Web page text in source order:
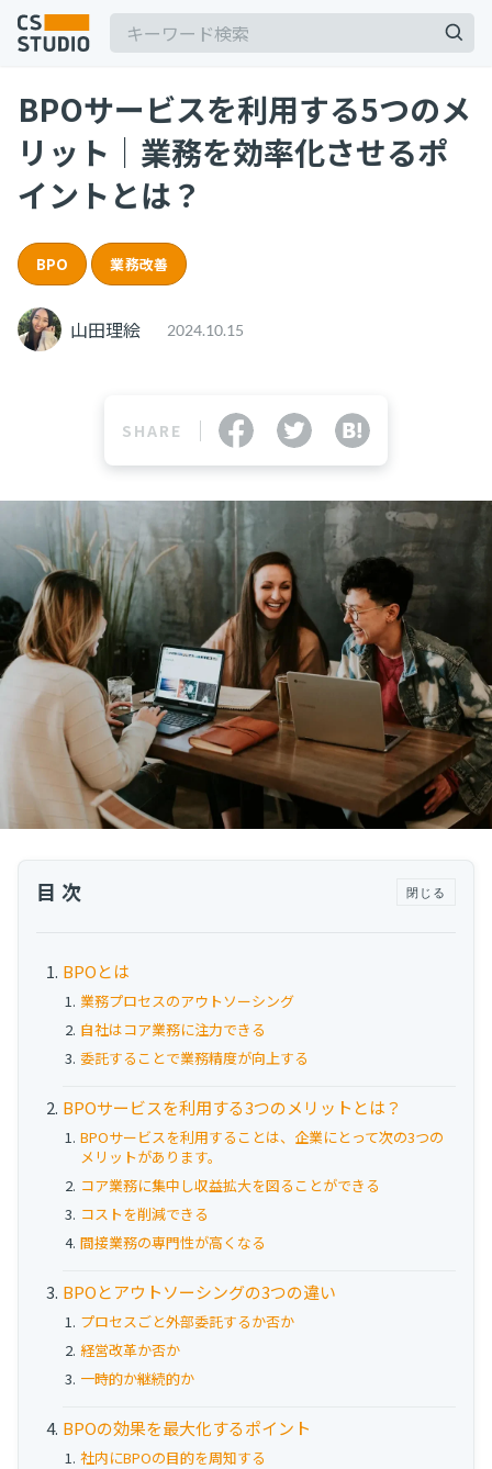
サービス
コンサル・トレーニング
CS人材育成プログラム
運用代行・人材派遣
カスタマーサクセス人材派遣・常駐
カスタマーサクセスBPO
BPaaS​
既存営業 AI BPO
カスタマーサポート代行
多言語カスタマーサポート対応
CSツール導入・運用支援
ツール選定・運用支援
Zendesk導入支援
お役立ち資料
事例
セミナー
メルマガ登録
相談する
【2025年最新】Outlookの時短術15選！メー
ル作成やタスク管理のテクニックを紹介
カスタマーサポート
2025.06.06
BPaaSに取り組む注目企業一覧（2025年版）
例とともに解説
カスタマーサクセス 顧客満足度
サボタージュマニュアルとは？組織の内部崩壊
に関するバイブル
組織作り
2025.04.23
意外と知らない？Google スプレッドシート関
数の落とし穴 ～集計作業を効率化する4つの
関数と、見落としがちな注意点～
カスタマーサポート
BPOサービスを利用する5つのメ
リット｜業務を効率化させるポ
イントとは？
BPO 業務改善
山田理絵 2024.10.15
SHARE
BPOとは
業務プロセスのアウトソーシング
自社はコア業務に注力できる
委託することで業務精度が向上する
BPOサービスを利用する3つのメリットとは？
BPOサービスを利用することは、企業にとって次の3つの
メリットがあります。
コア業務に集中し収益拡大を図ることができる
コストを削減できる
間接業務の専門性が高くなる
BPOとアウトソーシングの3つの違い
プロセスごと外部委託するか否か
経営改革か否か
一時的か継続的か
BPOの効果を最大化するポイント
社内にBPOの目的を周知する
目次 閉じる